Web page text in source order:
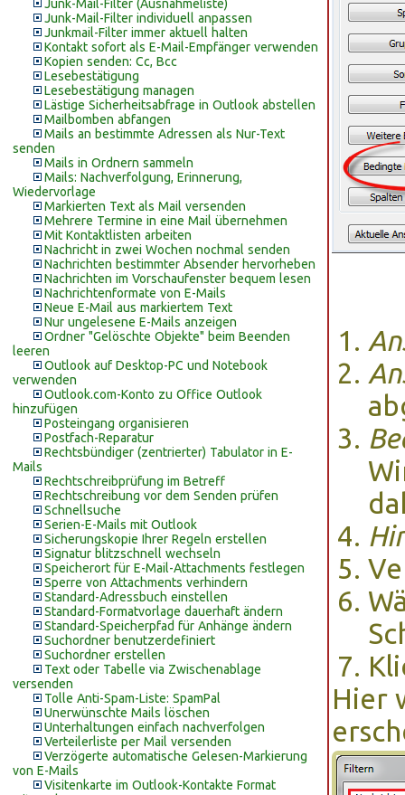
Junk-Mail-Filter (Ausnahmeliste)
Junk-Mail-Filter individuell anpassen
Junkmail-Filter immer aktuell halten
Kontakt sofort als E-Mail-Empfänger verwenden
Kopien senden: Cc, Bcc
Lesebestätigung
Lesebestätigung managen
Lästige Sicherheitsabfrage in Outlook abstellen
Mailbomben abfangen
Mails an bestimmte Adressen als Nur-Text
senden
Mails in Ordnern sammeln
Mails: Nachverfolgung, Erinnerung,
Wiedervorlage
Markierten Text als Mail versenden
Mehrere Termine in eine Mail übernehmen
Mit Kontaktlisten arbeiten
Nachricht in zwei Wochen nochmal senden
Nachrichten bestimmter Absender hervorheben
Nachrichten im Vorschaufenster bequem lesen
Nachrichtenformate von E-Mails
Neue E-Mail aus markiertem Text
Nur ungelesene E-Mails anzeigen
Ordner "Gelöschte Objekte" beim Beenden
leeren
Outlook auf Desktop-PC und Notebook
verwenden
Outlook.com-Konto zu Office Outlook
hinzufügen
Posteingang organisieren
Postfach-Reparatur
Rechtsbündiger (zentrierter) Tabulator in E-
Mails
Rechtschreibprüfung im Betreff
Rechtschreibung vor dem Senden prüfen
Schnellsuche
Serien-E-Mails mit Outlook
Sicherungskopie Ihrer Regeln erstellen
Signatur blitzschnell wechseln
Speicherort für E-Mail-Attachments festlegen
Sperre von Attachments verhindern
Standard-Adressbuch einstellen
Standard-Formatvorlage dauerhaft ändern
Standard-Speicherpfad für Anhänge ändern
Suchordner benutzerdefiniert
Suchordner erstellen
Text oder Tabelle via Zwischenablage
versenden
Tolle Anti-Spam-Liste: SpamPal
Unerwünschte Mails löschen
Unterhaltungen einfach nachverfolgen
Verteilerliste per Mail versenden
Verzögerte automatische Gelesen-Markierung
von E-Mails
Visitenkarte im Outlook-Kontakte Format
Hier